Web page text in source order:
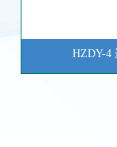
HZDY-4